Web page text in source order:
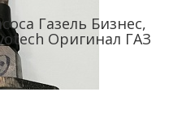
Газель Бизнес,
Оригинал ГАЗ